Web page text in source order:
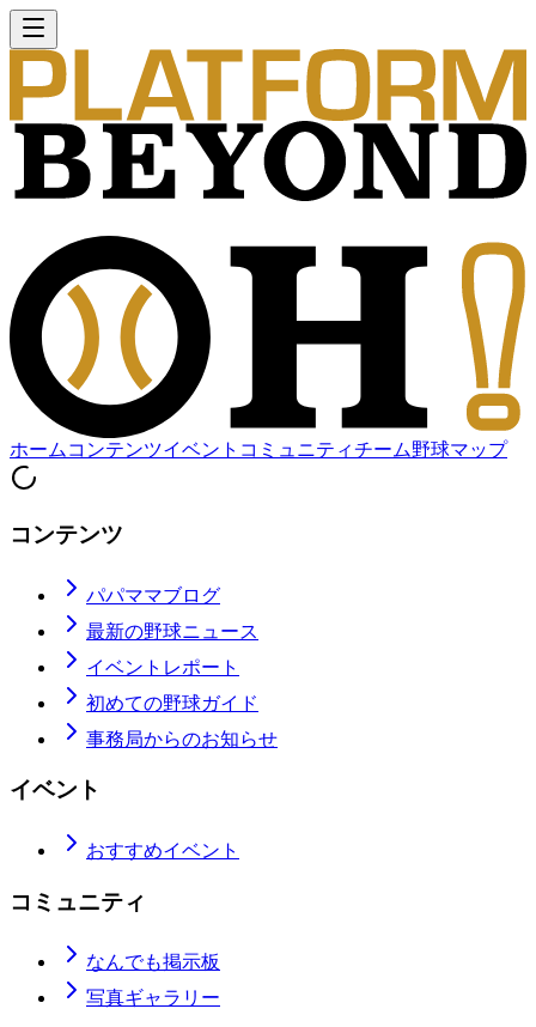
ホーム コンテンツイベント コミュニティチーム野球マップ
コンテンツ
パパママブログ
最新の野球ニュース
イベントレポート
初めての野球ガイド
事務局からのお知らせ
イベント
おすすめイベント
コミュニティ
なんでも掲示板
写真ギャラリー